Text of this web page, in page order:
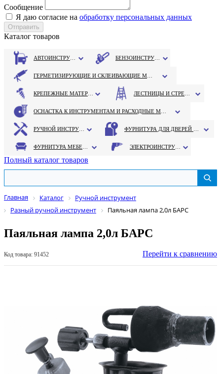
Сообщение
Я даю согласие на обработку персональных данных
Каталог товаров
Полный каталог товаров
Главная Каталог
Ручной инструмент
Разный ручной инструмент
Паяльная лампа 2,0л БАРС
Паяльная лампа 2,0л БАРС
Код товара: 91452 Перейти к сравнению